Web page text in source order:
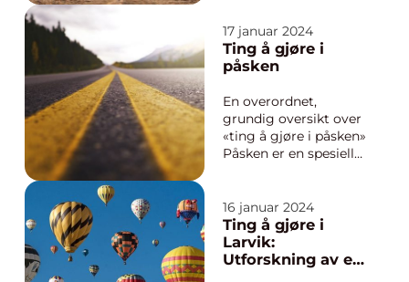
oppdagelse. Uansett
om du foretrekker
solfylte strender,
kulturelle
utforskninger, finnes
det et bredt spekter
av aktiv...
17 januar 2024
Ting å gjøre i
påsken
En overordnet,
grundig oversikt over
«ting å gjøre i påsken»
Påsken er en spesiell
slappe av og kose seg.
Mange mennesker ser
frem til å ha noen
fridager og ønsker å
16 januar 2024
Ting å gjøre i
Larvik:
Utforskning av et